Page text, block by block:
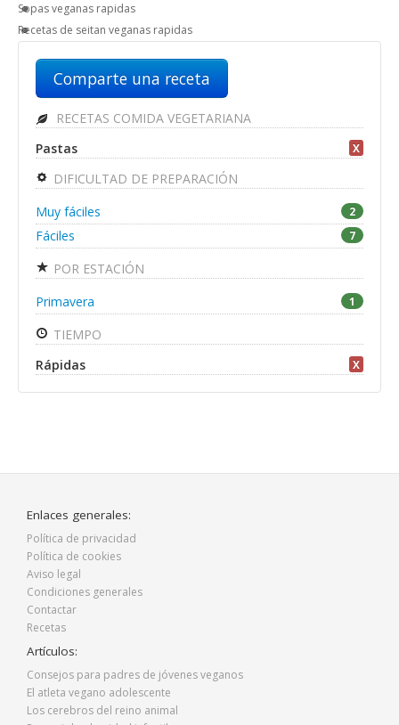
Sopas veganas rapidas
Recetas de seitan veganas rapidas
Comparte una receta
RECETAS COMIDA VEGETARIANA
Pastas
X
DIFICULTAD DE PREPARACIÓN
Muy fáciles
2
Fáciles 7
POR ESTACIÓN
Primavera
1
TIEMPO
Rápidas
X
Enlaces generales:
Política de privacidad
Política de cookies
Aviso legal
Condiciones generales
Contactar
Recetas
Artículos:
Consejos para padres de jóvenes veganos
El atleta vegano adolescente
Los cerebros del reino animal